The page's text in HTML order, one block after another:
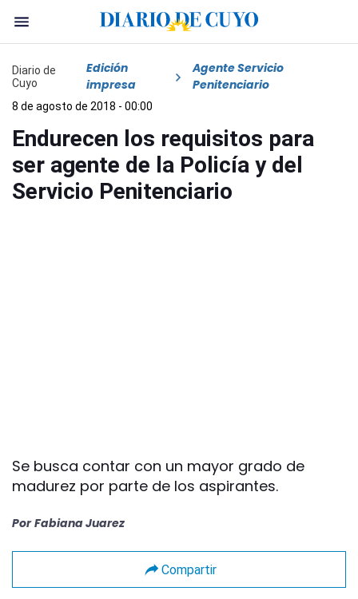
Diario de
Cuyo
Edición
impresa
Agente Servicio
Penitenciario
8 de agosto de 2018 - 00:00
Endurecen los requisitos para
ser agente de la Policía y del
Servicio Penitenciario
Se busca contar con un mayor grado de
madurez por parte de los aspirantes.
Por Fabiana Juarez
Compartir